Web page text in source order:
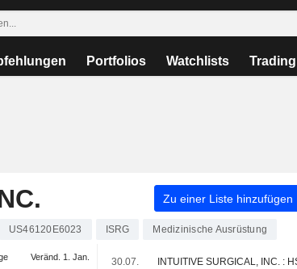
Portfolios Watchlists Trading
Zu einer Liste hinzufügen
US46120E6023 ISRG Medizinische Ausrüstung
Veränd. 1. Jan. 30.07.